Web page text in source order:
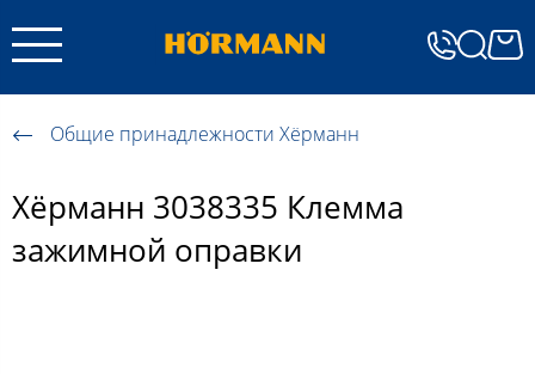
Общие принадлежности Хёрманн
Хёрманн 3038335 Клемма
зажимной оправки